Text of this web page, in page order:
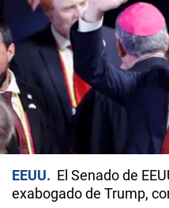
EEUU
El Senado de
exabogado de Trump,